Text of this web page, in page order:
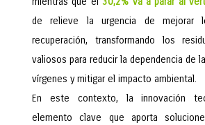
de relieve la urgencia de mejorar
recuperación, transformando los
valiosos para reducir la dependencia de
vírgenes y mitigar el impacto ambiental.
En este contexto, la innovación
elemento clave que aporta